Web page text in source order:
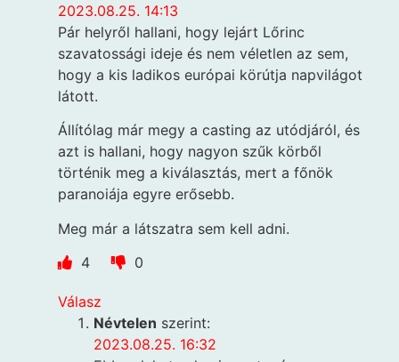
2023.08.25. 14:13
Pár helyről hallani, hogy lejárt Lőrinc
szavatossági ideje és nem véletlen az sem,
hogy a kis ladikos európai körútja napvilágot
látott.
Állítólag már megy a casting az utódjáról, és
azt is hallani, hogy nagyon szűk körből
történik meg a kiválasztás, mert a főnök
paranoiája egyre erősebb.
Meg már a látszatra sem kell adni.
4
0
Válasz
Névtelen szerint:
2023.08.25. 16:32